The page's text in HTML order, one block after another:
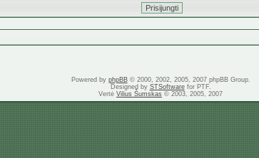
Powered by phpBB© 2000, 2002, 2005, 2007 phpBB Group.
Designed by STSoftwarefor PTF.
Vertė Vilius Šumskas © 2003, 2005, 2007